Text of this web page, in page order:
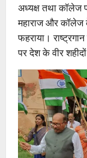
अध्यक्ष तथा कॉलेज
महाराज और कॉलेज
फहराया।
पर देश के वीर